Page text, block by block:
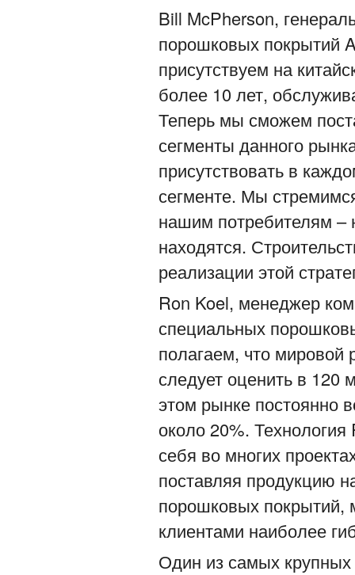
Bill McPherson,
порошковых покрытий
присутствуем на
более 10 лет,
Теперь мы сможем
сегменты данного
присутствовать в
сегменте. Мы
нашим потребителям –
находятся.
реализации этой
Ron Koel, менеджер
специальных
полагаем, что мировой
следует оценить в
этом рынке постоянно
около 20%.
себя во многих
поставляя продукцию
порошковых
клиентами наиболее
Один из самых